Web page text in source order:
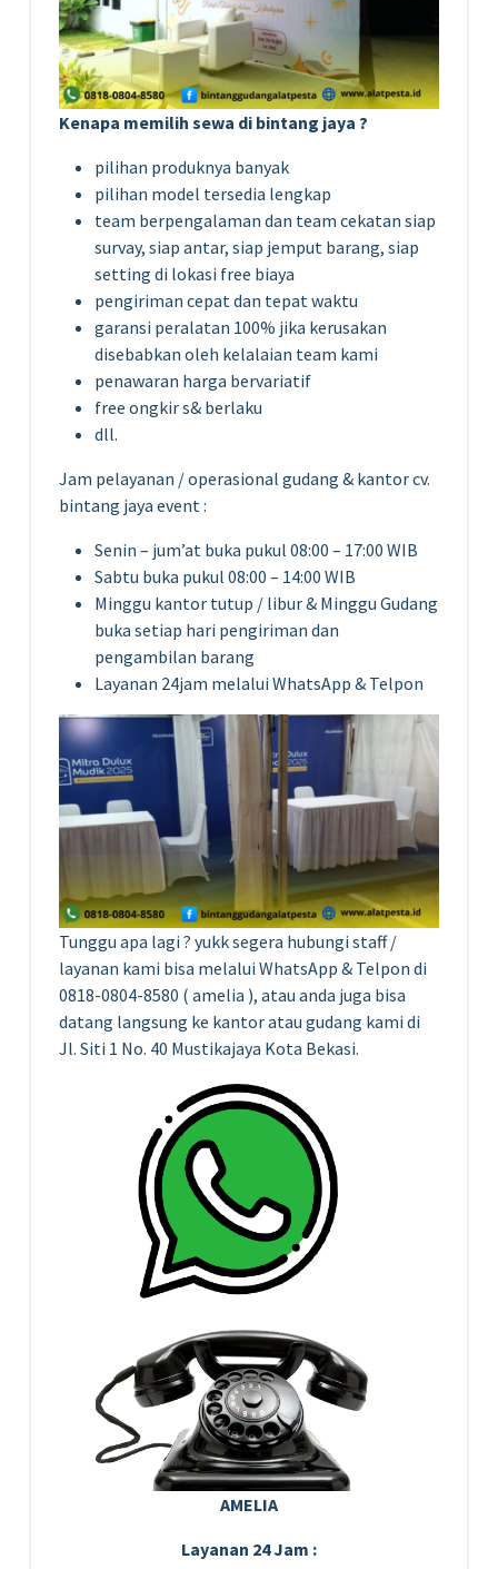
Kenapa memilih sewa di bintang jaya ?
pilihan produknya banyak
pilihan model tersedia lengkap
team berpengalaman dan team cekatan siap
survay, siap antar, siap jemput barang, siap
setting di lokasi free biaya
pengiriman cepat dan tepat waktu
garansi peralatan 100% jika kerusakan
disebabkan oleh kelalaian team kami
penawaran harga bervariatif
free ongkir s& berlaku
dll.
Jam pelayanan / operasional gudang & kantor cv.
bintang jaya event :
Senin – jum’at buka pukul 08:00 – 17:00 WIB
Sabtu buka pukul 08:00 – 14:00 WIB
Minggu kantor tutup / libur & Minggu Gudang
buka setiap hari pengiriman dan
pengambilan barang
Layanan 24jam melalui WhatsApp & Telpon
Tunggu apa lagi ? yukk segera hubungi staff /
layanan kami bisa melalui WhatsApp & Telpon di
0818-0804-8580 ( amelia ), atau anda juga bisa
datang langsung ke kantor atau gudang kami di
Jl. Siti 1 No. 40 Mustikajaya Kota Bekasi.
AMELIA
Layanan 24 Jam :